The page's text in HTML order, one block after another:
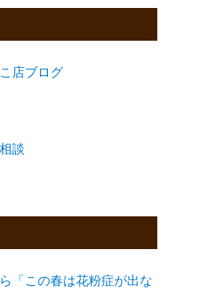
店ブログ
談
「この春は花粉症が出な